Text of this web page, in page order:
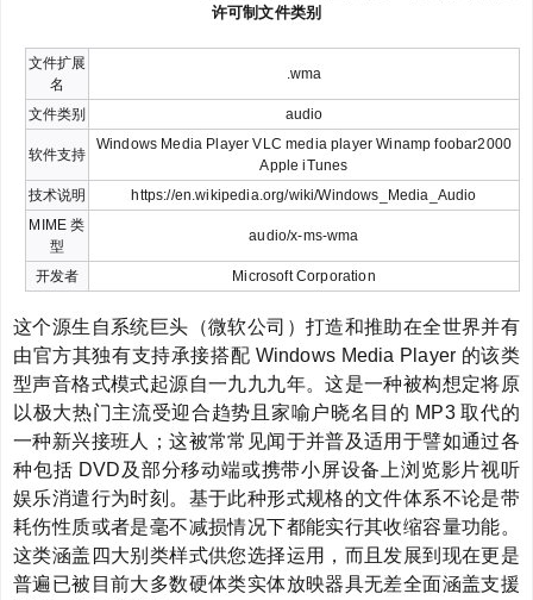
许可制文件类别
文件扩展
名
.wma
文件类别 audio
软件支持
Windows Media Player VLC media player Winamp foobar2000
Apple iTunes
技术说明
https://en.wikipedia.org/wiki/Windows_Media_Audio
MIME 类
型
audio/x-ms-wma
开发者 Microsoft Corporation
这个源生自系统巨头（微软公司）打造和推助在全世界并有
由官方其独有支持承接搭配 Windows Media Player 的该类
型声音格式模式起源自一九九九年。这是一种被构想定将原
以极大热门主流受迎合趋势且家喻户晓名目的 MP3 取代的
一种新兴接班人；这被常常见闻于并普及适用于譬如通过各
种包括 DVD及部分移动端或携带小屏设备上浏览影片视听
娱乐消遣行为时刻。基于此种形式规格的文件体系不论是带
耗伤性质或者是毫不减损情况下都能实行其收缩容量功能。
这类涵盖四大别类样式供您选择运用，而且发展到现在更是
普遍已被目前大多数硬体类实体放映器具无差全面涵盖支援